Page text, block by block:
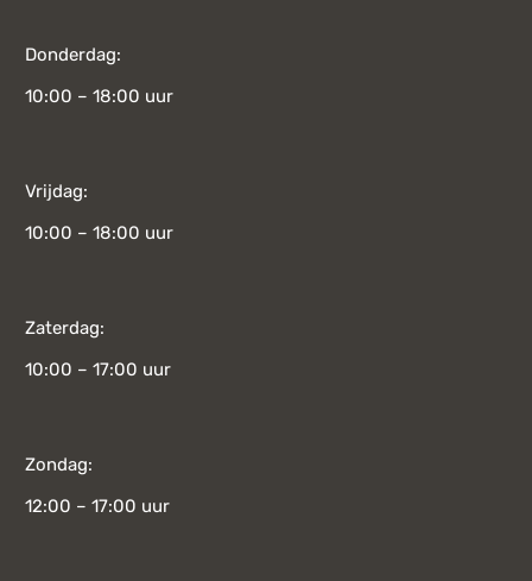
Donderdag:
10:00 – 18:00 uur
Vrijdag:
10:00 – 18:00 uur
Zaterdag:
10:00 – 17:00 uur
Zondag:
12:00 – 17:00 uur